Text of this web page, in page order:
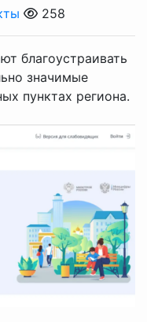
258
благоустраивать
значимые
пунктах региона.